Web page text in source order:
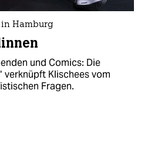
in Hamburg
und Comics: Die
verknüpft Klischees vom
Fragen.